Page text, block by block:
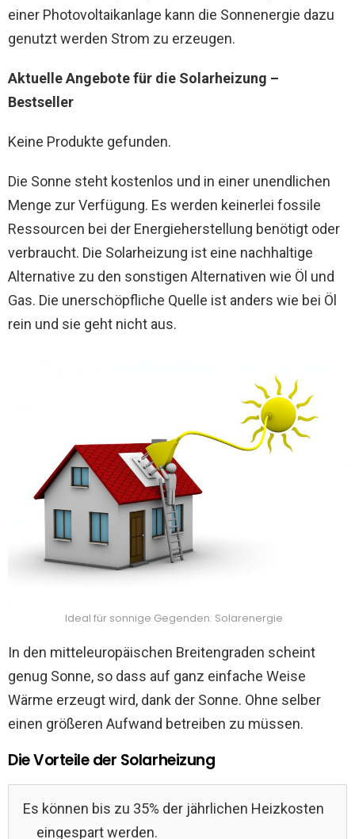
einer Photovoltaikanlage kann die Sonnenergie dazu
genutzt werden Strom zu erzeugen.
Aktuelle Angebote für die Solarheizung –
Bestseller
Keine Produkte gefunden.
Die Sonne steht kostenlos und in einer unendlichen
Menge zur Verfügung. Es werden keinerlei fossile
Ressourcen bei der Energieherstellung benötigt oder
verbraucht. Die Solarheizung ist eine nachhaltige
Alternative zu den sonstigen Alternativen wie Öl und
Gas. Die unerschöpfliche Quelle ist anders wie bei Öl
rein und sie geht nicht aus.
Ideal für sonnige Gegenden: Solarenergie
In den mitteleuropäischen Breitengraden scheint
genug Sonne, so dass auf ganz einfache Weise
Wärme erzeugt wird, dank der Sonne. Ohne selber
einen größeren Aufwand betreiben zu müssen.
Die Vorteile der Solarheizung
Es können bis zu 35% der jährlichen Heizkosten
eingespart werden.